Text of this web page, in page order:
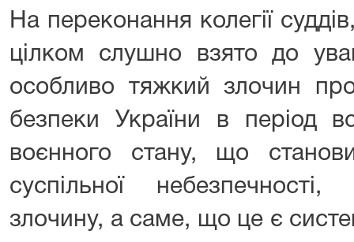
На переконання колегії
цілком слушно взято до
особливо тяжкий злочин
безпеки України в період
воєнного стану, що
суспільної
злочину, а саме, що це є